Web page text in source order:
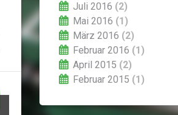
Juli 2016 (2)
Mai 2016 (1)
März 2016 (2)
Februar 2016 (1)
April 2015 (2)
Februar 2015 (1)